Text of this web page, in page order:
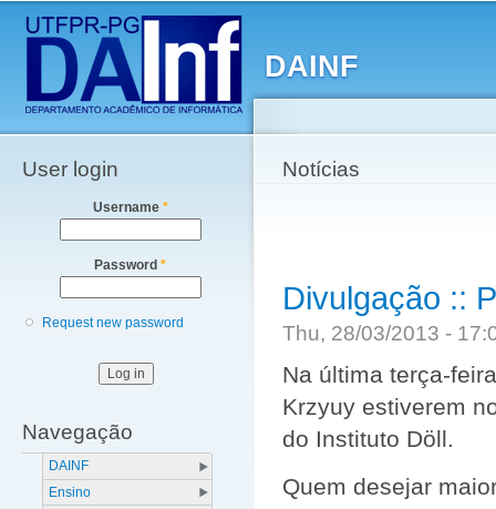
DAINF
Main menu
User login
Username *
Password *
Request new password
Navegação
DAINF
Ensino
Notícias
Divulgação ::
Thu, 28/03/2013 -
Na última terça-
Krzyuy estiverem
do Instituto Döll.
Quem desejar